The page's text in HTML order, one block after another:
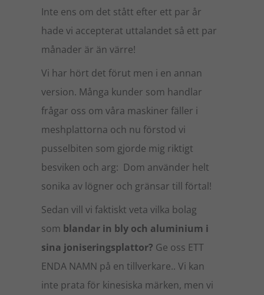
Inte ens om det stått efter ett par år
hade vi accepterat uttalandet så ett par
månader är än värre!
Vi har hört det förut men i en annan
version. Många kunder som handlar
frågar oss om våra maskiner fäller i
meshplattorna och nu förstod vi
pusselbiten som gjorde mig riktigt
besviken och arg: Dom använder helt
sonika av lögner och gränsar till förtal!
Sedan vill vi faktiskt veta vilka bolag
som blandar in bly och aluminium i
sina joniseringsplattor? Ge oss ETT
ENDA NAMN på en tillverkare.. Vi kan
inte prata för kinesiska märken, men vi